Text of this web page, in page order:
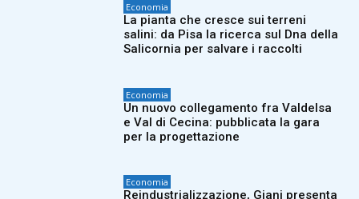
Economia
La pianta che cresce sui terreni
salini: da Pisa la ricerca sul Dna della
Salicornia per salvare i raccolti
Economia
Un nuovo collegamento fra Valdelsa
e Val di Cecina: pubblicata la gara
per la progettazione
Economia
Reindustrializzazione, Giani presenta